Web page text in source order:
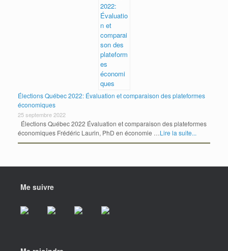
Élections Québec 2022: Évaluation et comparaison des plateformes
économiques
25 septembre 2022
Élections Québec 2022 Évaluation et comparaison des plateformes
économiques Frédéric Laurin, PhD en économie …Lire la suite...
Me suivre